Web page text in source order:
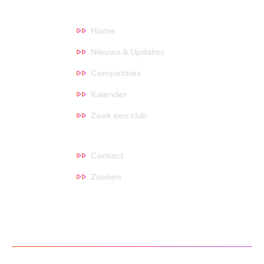
Home
Nieuws & Updates
Competities
Kalender
Zoek een club
Contact
Zoeken